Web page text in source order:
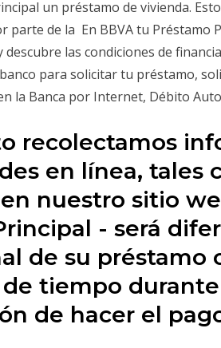
un préstamo de vivienda.
parte de la En BBVA tu Préstamo
descubre las condiciones de
para solicitar tu préstamo,
la Banca por Internet, Débito
recolectamos
en línea, tales
nuestro sitio
- será
de su préstamo
tiempo
de hacer el